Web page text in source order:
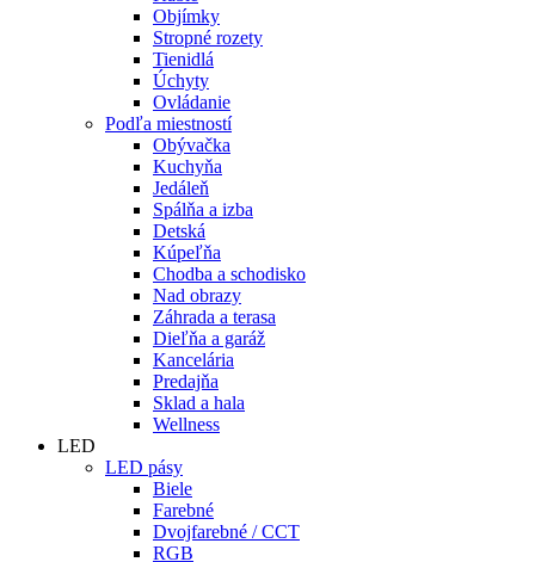
Objímky
Stropné rozety
Tienidlá
Úchyty
Ovládanie
Podľa miestností
Obývačka
Kuchyňa
Jedáleň
Spálňa a izba
Detská
Kúpeľňa
Chodba a schodisko
Nad obrazy
Záhrada a terasa
Dieľňa a garáž
Kancelária
Predajňa
Sklad a hala
Wellness
LED
LED pásy
Biele
Farebné
Dvojfarebné / CCT
RGB